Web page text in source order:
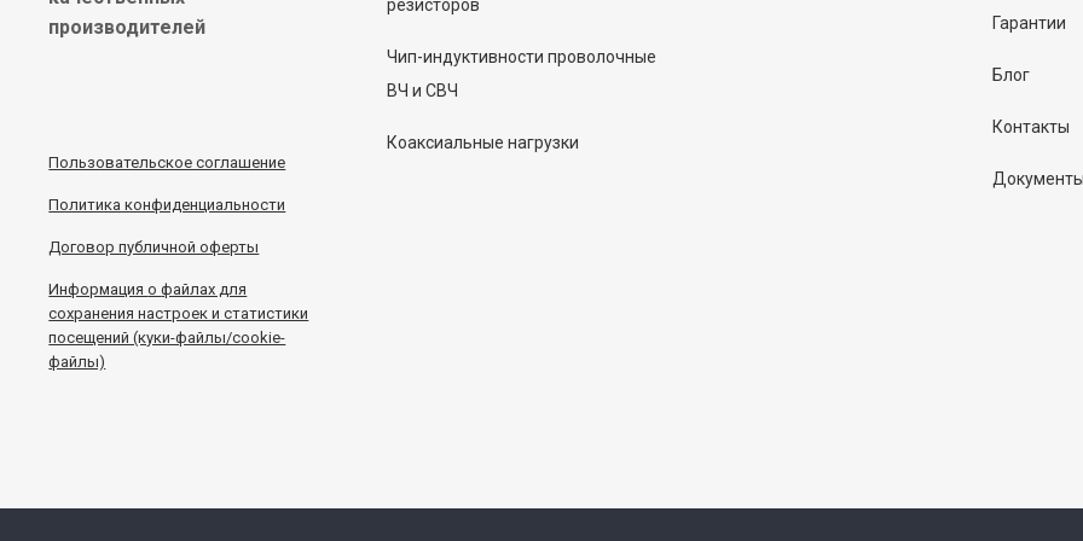
производителей
Пользовательское соглашение
Политика конфиденциальности
Договор публичной оферты
Информацияофайлах для
сохранения настроек и статистики
посещений (куки-файлы/cookie-
файлы)
резисторов
Чип-индуктивности проволочные
ВЧ и СВЧ
Коаксиальные нагрузки
Гарантии
Блог
Контакты